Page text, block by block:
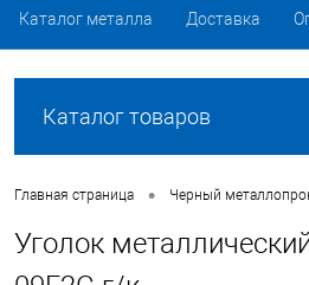
Каталог металла Доставка
Каталог товаров
Главная страница • Черный
Уголок